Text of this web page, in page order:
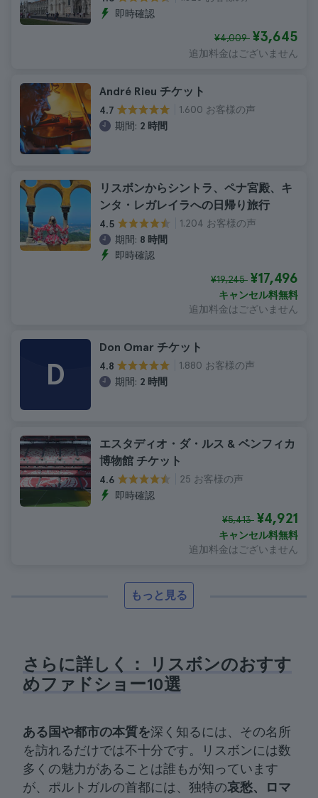
即時確認
¥4,009 ¥3,645
追加料金はございません
André Rieu チケット
4.7
1.600 お客様の声
期間: 2 時間
リスボンからシントラ、ペナ宮殿、キ
ンタ・レガレイラへの日帰り旅行
4.5
1.204 お客様の声
期間: 8 時間
即時確認
¥19,245 ¥17,496
キャンセル料無料
追加料金はございません
D
Don Omar チケット
4.8
1.880 お客様の声
期間: 2 時間
エスタディオ・ダ・ルス & ベンフィカ
博物館 チケット
4.6
25 お客様の声
即時確認
¥5,413 ¥4,921
キャンセル料無料
追加料金はございません
もっと見る
さらに詳しく： リスボンのおすす
めファドショー10選
ある国や都市の本質を深く知るには、その名所
を訪れるだけでは不十分です。リスボンには数
多くの魅力があることは誰もが知っています
が、ポルトガルの首都には、独特の哀愁、ロマ